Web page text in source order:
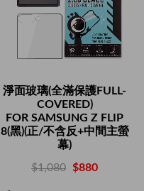
淨面玻璃(全滿保護FULL-
COVERED)
FOR SAMSUNG Z FLIP
8(黑)(正/不含反+中間主螢
幕)
$1,080 $880